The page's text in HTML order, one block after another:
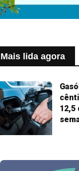
Mais lida agora
12,5